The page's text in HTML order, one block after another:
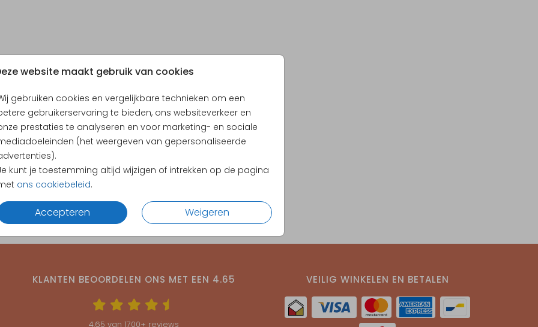
website maakt gebruik van cookies
gebruiken cookies en vergelijkbare technieken om een
gebruikerservaring te bieden, ons websiteverkeer en
prestaties te analyseren en voor marketing- en sociale
(het weergeven van gepersonaliseerde
kunt je toestemming altijd wijzigen of intrekken op de pagina
ons cookiebeleid.
Accepteren Weigeren
KLANTEN BEOORDELEN ONS MET EEN 4.65
4.65 van 1700+ reviews
VEILIG WINKELEN EN BETALEN